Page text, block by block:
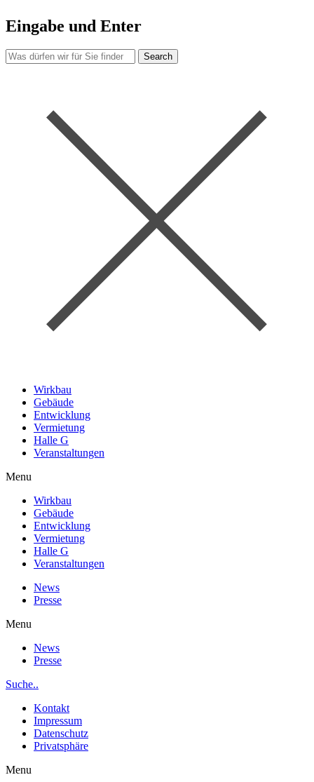
Eingabe und Enter
Search
Wirkbau
Gebäude
Entwicklung
Vermietung
Halle G
Veranstaltungen
Menu
Wirkbau
Gebäude
Entwicklung
Vermietung
Halle G
Veranstaltungen
News
Presse
Menu
News
Presse
Suche..
Kontakt
Impressum
Datenschutz
Privatsphäre
Menu